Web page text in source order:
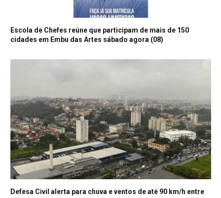
Escola de Chefes reúne que participam de mais de 150
cidades em Embu das Artes sábado agora (08)
Defesa Civil alerta para chuva e ventos de até 90 km/h entre